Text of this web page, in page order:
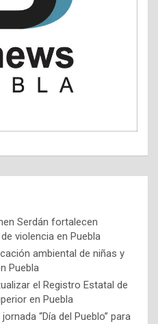
Serdán fortalecen
violencia en Puebla
ambiental de niñas y
Puebla
el Registro Estatal de
en Puebla
“Día del Pueblo” para